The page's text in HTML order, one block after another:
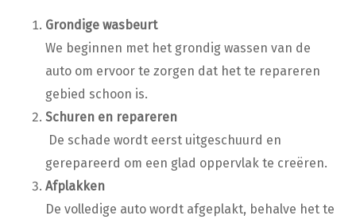
Grondige wasbeurt
We beginnen met het grondig wassen van de
auto om ervoor te zorgen dat het te repareren
gebied schoon is.
Schuren en repareren
De schade wordt eerst uitgeschuurd en
gerepareerd om een glad oppervlak te creëren.
Afplakken
De volledige auto wordt afgeplakt, behalve het te